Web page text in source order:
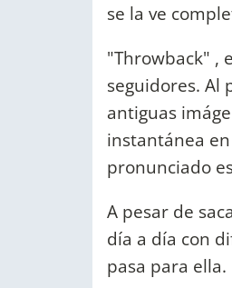
se la ve
"Throwback" ,
seguidores. Al
antiguas
instantánea
pronunciado
A pesar de
día a día con
pasa para ella.